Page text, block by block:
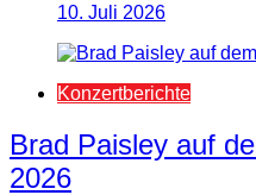
10. Juli 2026
Konzertberichte
Brad Paisley auf
2026